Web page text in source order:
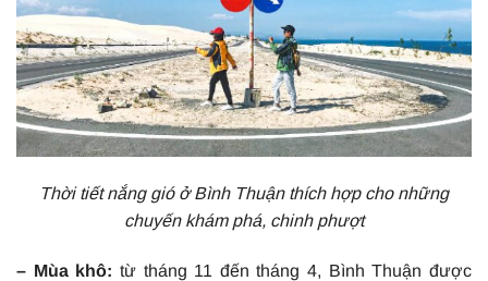
Thời tiết nắng gió ở Bình Thuận thích hợp cho những
chuyến khám phá, chinh phượt
– Mùa khô: từ tháng 11 đến tháng 4, Bình Thuận được